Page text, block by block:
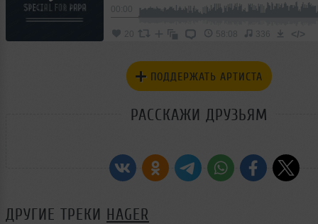
20 58:08 336 </>
ПОДДЕРЖАТЬ АРТИСТА
РАССКАЖИ ДРУЗЬЯМ
ДРУГИЕ ТРЕКИ HAGER